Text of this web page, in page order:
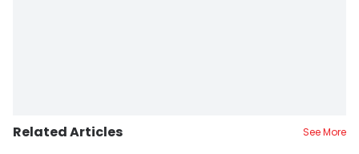
Related Articles See More